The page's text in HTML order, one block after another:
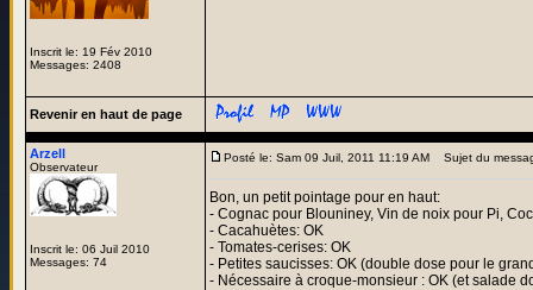
Inscrit le: 19 Fév 2010
Messages: 2408
Revenir en haut de page
Arzell
Observateur
Inscrit le: 06 Juil 2010
Messages: 74
Posté le: Sam 09 Juil, 2011 11:19 AM Sujet du
Bon, un petit pointage pour en haut:
- Cognac pour Blouniney, Vin de noix pour Pi,
- Cacahuètes: OK
- Tomates-cerises: OK
- Petites saucisses: OK (double dose pour le
- Nécessaire à croque-monsieur : OK (et salade